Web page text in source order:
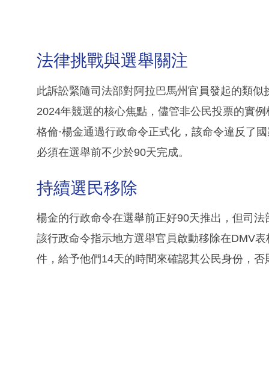
法律挑戰與選舉關注
此訴訟緊隨司法部對阿拉巴馬州官員發起的類
2024年競選的核心焦點，儘管非公民投票的實
格倫·楊金通過行政命令正式化，該命令違反了
必須在選舉前不少於90天完成。
持續選民移除
楊金的行政命令在選舉前正好90天推出，但司
該行政命令指示地方選舉官員啟動移除在DMV
件，給予他們14天的時間來確認其公民身份，否